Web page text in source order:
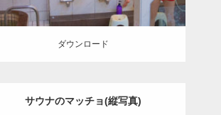
ダウンロード
サウナのマッチョ(縦写真)